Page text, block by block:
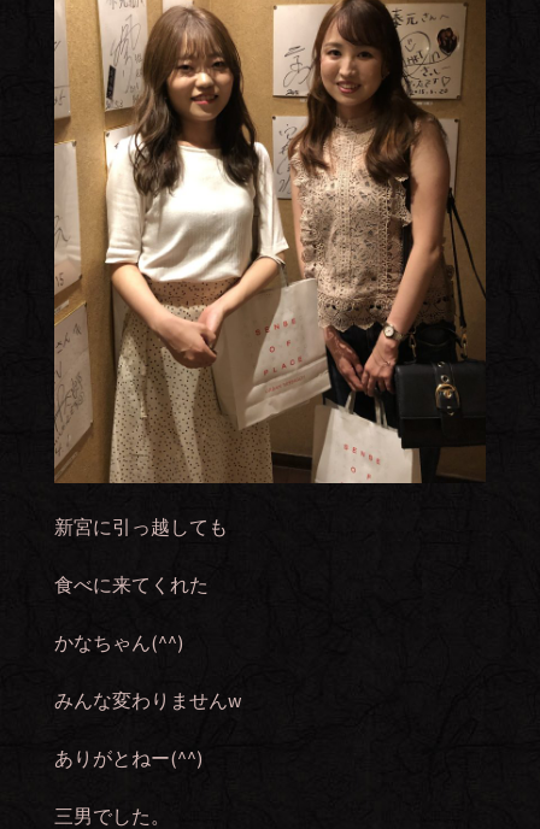
新宮に引っ越しても
食べに来てくれた
かなちゃん(^^)
みんな変わりませんw
ありがとねー(^^)
三男でした。